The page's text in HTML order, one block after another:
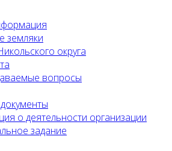
земляки
округа
вопросы
о деятельности организации
задание